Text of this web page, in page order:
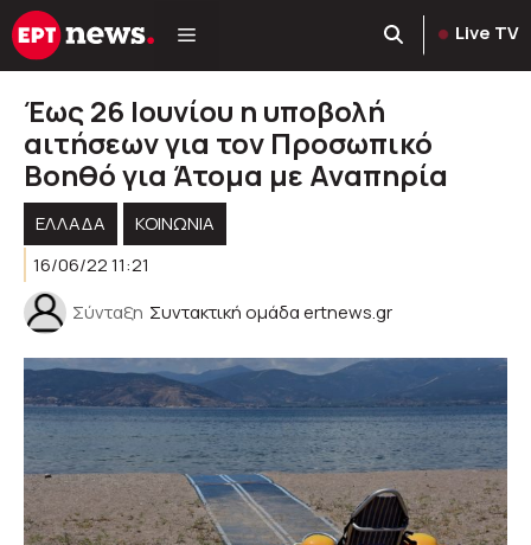
Μετάβαση
σε
Live TV
Έως 26 Ιουνίου η υποβολή
αιτήσεων για τον Προσωπικό
Βοηθό για Άτομα με Αναπηρία
ΕΛΛΑΔΑ
ΚΟΙΝΩΝΊΑ
16/06/22 11:21
Σύνταξη Συντακτική ομάδα ertnews.gr